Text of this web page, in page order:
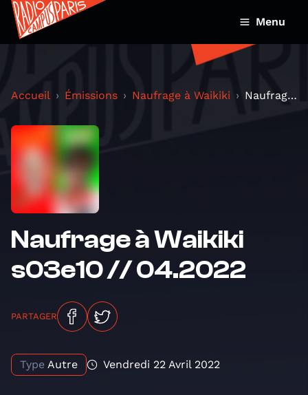
Menu
Accueil Émissions Naufrage à Waikiki Naufrage à Waikiki s03e10 // 04.2022
Naufrage à Waikiki
s03e10 // 04.2022
PARTAGER
Type Autre Vendredi 22 Avril 2022